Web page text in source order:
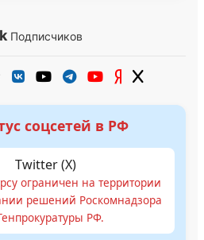
Подписчиков
соцсетей в РФ
Twitter (X)
ограничен на территории
решений Роскомнадзора
РФ.